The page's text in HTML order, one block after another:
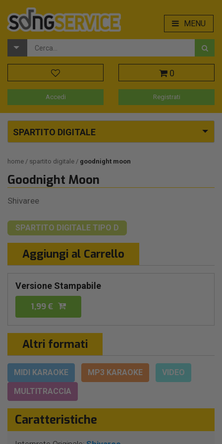
MENU
0
Accedi Registrati
SPARTITO DIGITALE
home spartito digitale goodnight moon
Goodnight Moon
Shivaree
SPARTITO DIGITALE TIPO D
Aggiungi al Carrello
Versione Stampabile
1,99 €
Altri formati
MIDI KARAOKE MP3 KARAOKE
VIDEO
MULTITRACCIA
Caratteristiche